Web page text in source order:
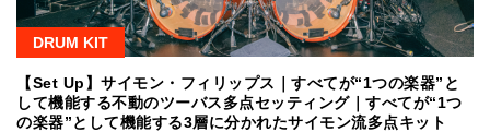
DRUM KIT
【Set Up】サイモン・フィリップス｜すべてが“1つの楽器”と
して機能する不動のツーバス多点セッティング｜すべてが“1つ
の楽器”として機能する3層に分かれたサイモン流多点キット